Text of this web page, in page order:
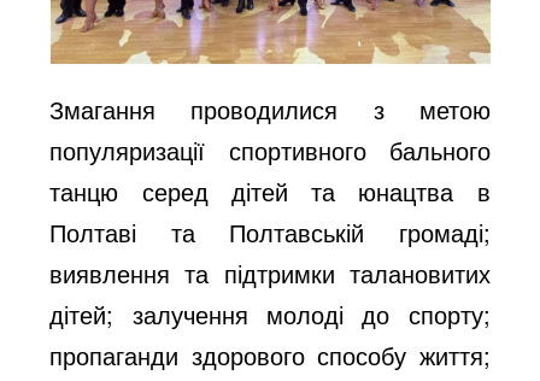
Змагання проводилися з метою
популяризації спортивного бального
танцю серед дітей та юнацтва в
Полтаві та Полтавській громаді;
виявлення та підтримки талановитих
дітей; залучення молоді до спорту;
пропаганди здорового способу життя;